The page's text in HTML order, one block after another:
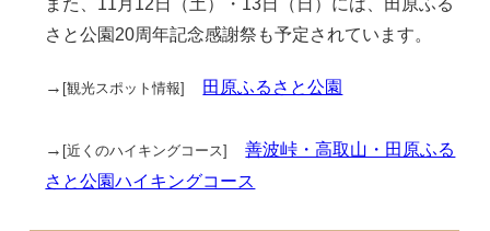
さと公園20周年記念感謝祭も予定されています。
→ [観光スポット情報] 田原ふるさと公園
→ [近くのハイキングコース]
善波峠・高取山・田原ふる
さと公園ハイキングコース